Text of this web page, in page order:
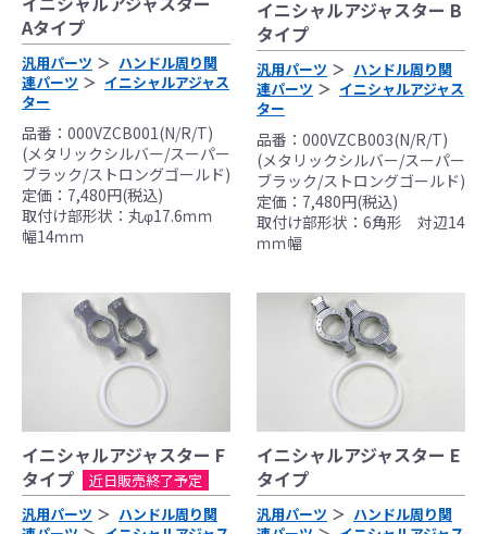
Aタイプ
汎用パーツ
ハンドル周り関
連パーツ
イニシャルアジャス
ター
品番：000VZCB001(N/R/T)
(メタリックシルバー/スーパー
ブラック/ストロングゴールド)
定価：7,480円(税込)
取付け部形状：丸φ17.6ｍｍ
幅14ｍｍ
イニシャルアジャスター B
タイプ
汎用パーツ
ハンドル周り関
連パーツ
イニシャルアジャス
ター
品番：000VZCB003(N/R/T)
(メタリックシルバー/スーパー
ブラック/ストロングゴールド)
定価：7,480円(税込)
取付け部形状：6角形 対辺14
ｍｍ幅
イニシャルアジャスター F
タイプ
近日販売終了予定
汎用パーツ
ハンドル周り関
イニシャルアジャスター E
タイプ
汎用パーツ
ハンドル周り関
く、商品の返品、クレーム等も受付できませ
んので、あらかじめご了承ください。
●商品の仕様・価格につきましては事前の予告
無く変更となる場合がありますので了承願い
●商品は、予告無く販売終了する場合がありま
すのでご了承願います。